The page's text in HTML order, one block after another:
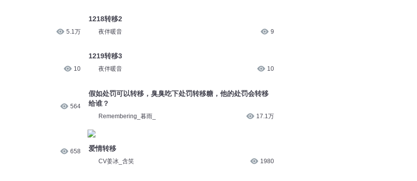
5.1万
10
564
658
1218转移2
夜伴暖音 9
1219转移3
夜伴暖音 10
假如处罚可以转移，臭臭吃下处罚转移糖，他的处罚会转移
给谁？
Remembering_暮雨_ 17.1万
爱情转移
CV姜冰_含笑 1980